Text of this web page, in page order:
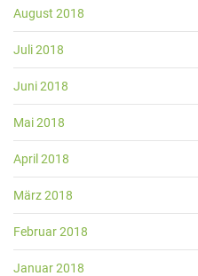
August 2018
Juli 2018
Juni 2018
Mai 2018
April 2018
März 2018
Februar 2018
Januar 2018